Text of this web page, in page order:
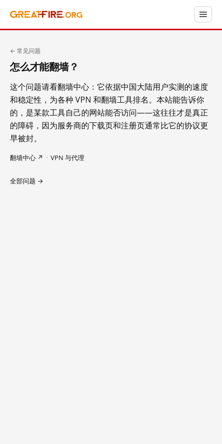
← 常见问题
怎么才能翻墙？
这个问题请看翻墙中心：它依据中国大陆用户实测的速度
和稳定性，为各种 VPN 和翻墙工具排名。本站能告诉你
的，是某款工具自己的网站能否访问——这往往才是真正
的障碍，因为服务商的下载页和注册页通常比它的协议更
早被封。
翻墙中心 ↗ · VPN 与代理
全部问题 →